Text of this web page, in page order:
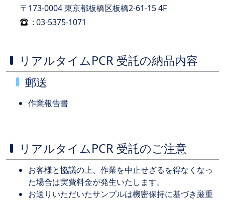
: 03-5375-1071
リアルタイムPCR 受託の納品内容
郵送
作業報告書
リアルタイムPCR 受託のご注意
お客様と協議の上、作業を中止せざるを得なくなっ
た場合は実費料金が発生いたします。
お送りいただいたサンプルは機密保持に基づき厳重